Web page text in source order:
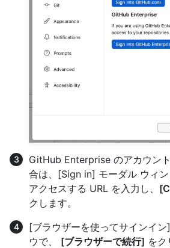
GitHub Enterprise のアカウン
合は、[Sign in] モーダル ウィ
アクセスする URL を入力し、
クします。
[ブラウザーを使ってサインイ
ウで、 [ブラウザーで続行] をク